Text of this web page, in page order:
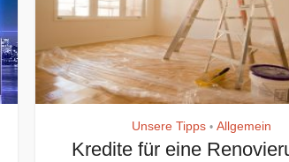
Unsere Tipps • Allgemein
Kredite für eine